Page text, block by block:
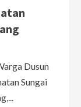
Dusun
Sungai